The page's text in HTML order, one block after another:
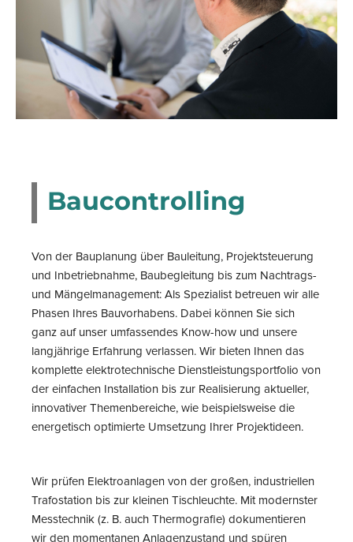
Baucontrolling
Von der Bauplanung über Bauleitung, Projektsteuerung
und Inbetriebnahme, Baubegleitung bis zum Nachtrags-
und Mängelmanagement: Als Spezialist betreuen wir alle
Phasen Ihres Bauvorhabens. Dabei können Sie sich
ganz auf unser umfassendes Know-how und unsere
langjährige Erfahrung verlassen. Wir bieten Ihnen das
komplette elektrotechnische Dienstleistungsportfolio von
der einfachen Installation bis zur Realisierung aktueller,
innovativer Themenbereiche, wie beispielsweise die
energetisch optimierte Umsetzung Ihrer Projektideen.
Wir prüfen Elektroanlagen von der großen, industriellen
Trafostation bis zur kleinen Tischleuchte. Mit modernster
Messtechnik (z. B. auch Thermografie) dokumentieren
wir den momentanen Anlagenzustand und spüren